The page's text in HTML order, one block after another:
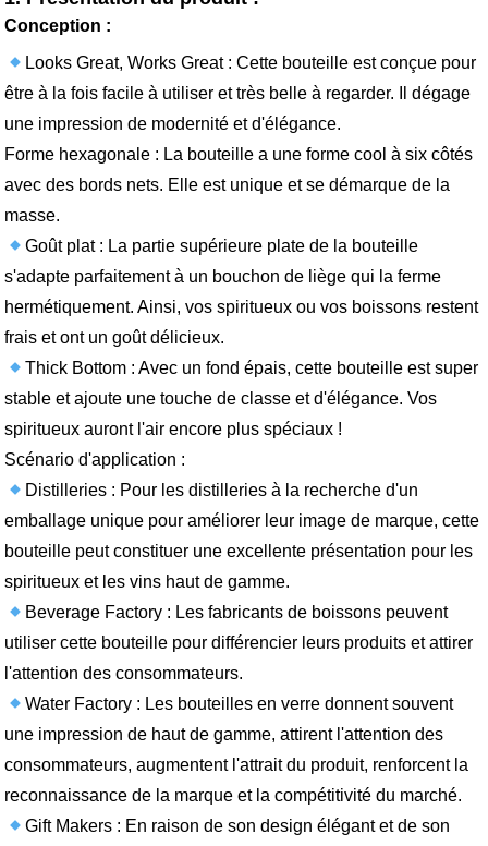
Conception :
Looks Great, Works Great : Cette bouteille est conçue pour
être à la fois facile à utiliser et très belle à regarder. Il dégage
une impression de modernité et d'élégance.
Forme hexagonale : La bouteille a une forme cool à six côtés
avec des bords nets. Elle est unique et se démarque de la
masse.
Goût plat : La partie supérieure plate de la bouteille
s'adapte parfaitement à un bouchon de liège qui la ferme
hermétiquement. Ainsi, vos spiritueux ou vos boissons restent
frais et ont un goût délicieux.
Thick Bottom : Avec un fond épais, cette bouteille est super
stable et ajoute une touche de classe et d'élégance. Vos
spiritueux auront l'air encore plus spéciaux !
Scénario d'application :
Distilleries : Pour les distilleries à la recherche d'un
emballage unique pour améliorer leur image de marque, cette
bouteille peut constituer une excellente présentation pour les
spiritueux et les vins haut de gamme.
Beverage Factory : Les fabricants de boissons peuvent
utiliser cette bouteille pour différencier leurs produits et attirer
l'attention des consommateurs.
Water Factory : Les bouteilles en verre donnent souvent
une impression de haut de gamme, attirent l'attention des
consommateurs, augmentent l'attrait du produit, renforcent la
reconnaissance de la marque et la compétitivité du marché.
Gift Makers : En raison de son design élégant et de son